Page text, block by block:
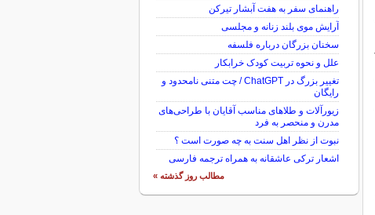
راهنمای سفر به هفت آبشار تیرکن
آرایش موی بلند زنانه و مجلسی
سخنان بزرگان درباره فلسفه
علل و نحوه تربیت کودک خرابکار
تغییر بزرگ در ChatGPT / چت متنی نامحدود و
رایگان
زیورآلات و طلاهای مناسب آقایان با طراحی‌های
مدرن و منحصر به فرد
نبوت از نظر اهل سنت به چه صورت است ؟
اشعار ترکی عاشقانه به همراه ترجمه فارسی
مطالب روز گذشته »